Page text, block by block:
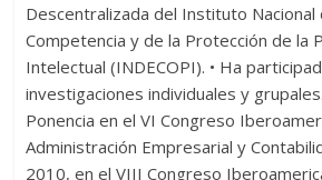
Descentralizada del Instituto Nacional
Competencia y de la Protección de la
Intelectual (INDECOPI). • Ha
investigaciones individuales y
Ponencia en el VI Congreso
Administración Empresarial y
2010, en el VIII Congreso